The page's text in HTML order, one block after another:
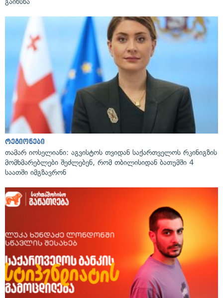
რეგიონები
თამარ იოსელიანი: აგვისტოს თვიდან საქართველოს რკინიგზის
მომხმარებლები შეძლებენ, რომ თბილისიდან ბათუმში 4
საათში იმგზავრონ